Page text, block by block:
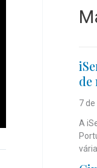
de
7
A